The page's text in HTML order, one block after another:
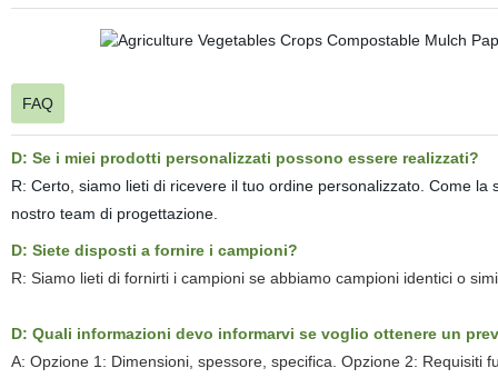
FAQ
D: Se i miei prodotti personalizzati possono essere realizzati?
R: Certo, siamo lieti di ricevere il tuo ordine personalizzato. Come
nostro team di progettazione.
D: Siete disposti a fornire i campioni?
R: Siamo lieti di fornirti i campioni se abbiamo campioni identici o
D: Quali informazioni devo informarvi se voglio ottenere un
A: Opzione 1: Dimensioni, spessore, specifica. Opzione 2: Requisiti